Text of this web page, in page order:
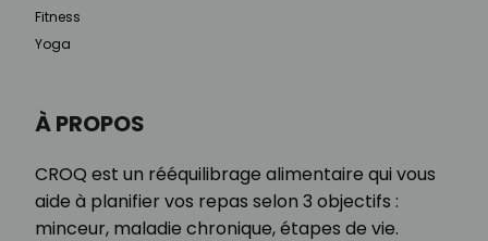
À PROPOS
CROQ est un rééquilibrage alimentaire qui vous
aide à planifier vos repas selon 3 objectifs :
minceur, maladie chronique, étapes de vie.
Fitness
Yoga